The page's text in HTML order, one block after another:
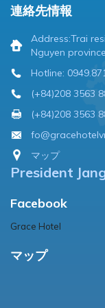
連絡先情報
Address:Trai
Nguyen province
Hotline:
(+84)208 3563
(+84)208 3563
マップ
President
Facebook
Grace Hotel
マップ